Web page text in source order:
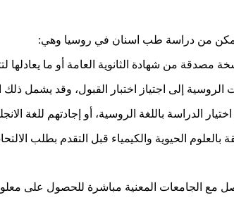
مصدقة من شهادة الثانوية العامة أو ما
الروسية إلى اجتياز اختبار القبول، وقد يشمل
الدراسة باللغة الروسية، أو إجادتهم للغة
الحيوية والكيمياء قبل التقدم بطلب
مع الجامعات المعنية مباشرة للحصول على